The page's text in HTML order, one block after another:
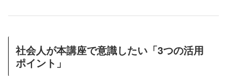
社会人が本講座で意識したい「3つの活用
ポイント」